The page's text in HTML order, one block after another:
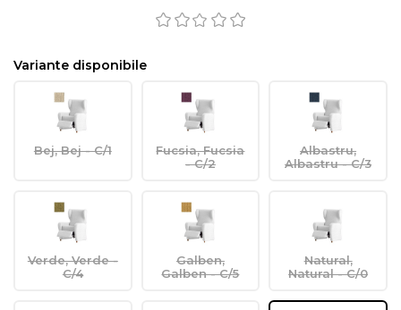
Variante disponibile
Bej, Bej - C/1
Fucsia, Fucsia
- C/2
Albastru,
Albastru - C/3
Verde, Verde -
C/4
Galben,
Galben - C/5
Natural,
Natural - C/0